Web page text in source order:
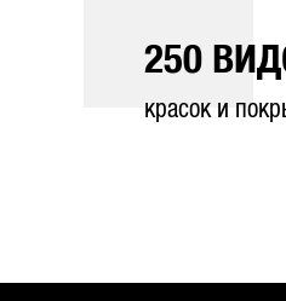
250
красок и